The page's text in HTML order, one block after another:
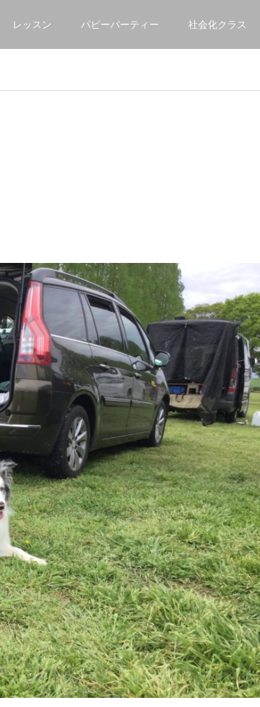
レッスン パピーパーティー 社会化クラス